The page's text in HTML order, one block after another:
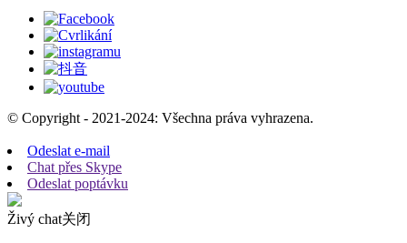
© Copyright - 2021-2024: Všechna práva vyhrazena.
Odeslat e-mail
Chat přes Skype
Odeslat poptávku
Živý chat关闭